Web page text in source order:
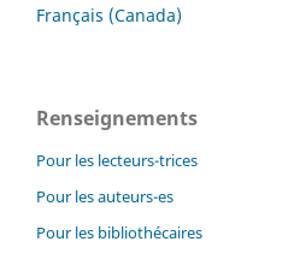
Français (Canada)
Renseignements
Pour les lecteurs-trices
Pour les auteurs-es
Pour les bibliothécaires